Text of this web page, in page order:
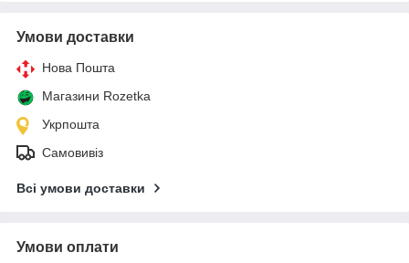
Умови доставки
Нова Пошта
Магазини Rozetka
Укрпошта
Самовивіз
Всі умови доставки
Умови оплати